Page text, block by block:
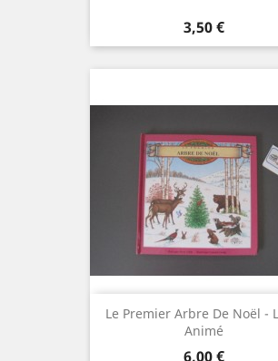
Prix
3,50 €
Le Premier Arbre De Noël -
Animé
Prix
6,00 €